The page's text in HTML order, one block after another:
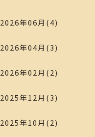
2026年06月(4)
2026年04月(3)
2026年02月(2)
2025年12月(3)
2025年10月(2)